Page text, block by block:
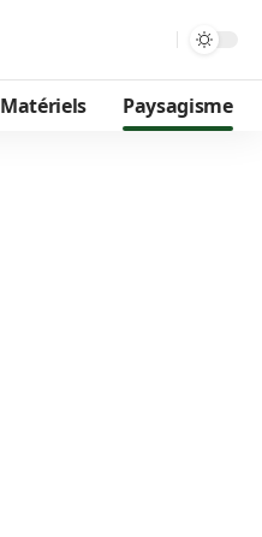
Matériels Paysagisme